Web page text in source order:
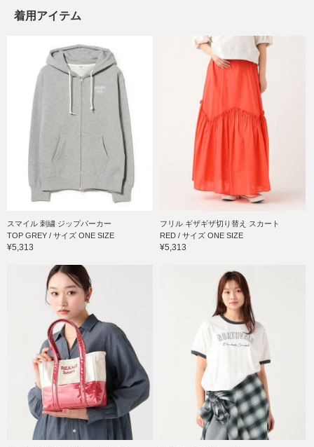
着用アイテム
スマイル 刺繍 ジップパーカー
TOP GREY / サイズ ONE SIZE
¥5,313
フリル ギザギザ切り替え スカート
RED / サイズ ONE SIZE
¥5,313